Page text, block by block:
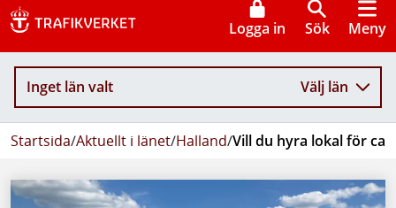
Logga in Sök Meny
Inget län valt Välj län
Startsida/Aktuellt i länet/Halland/Vill du hyra lokal för